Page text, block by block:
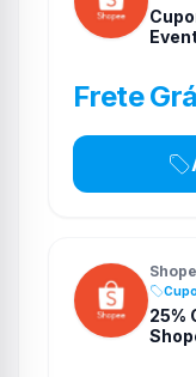
Frete
25%